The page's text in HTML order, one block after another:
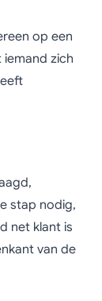
op een
zich
stap nodig,
net klant is
van de